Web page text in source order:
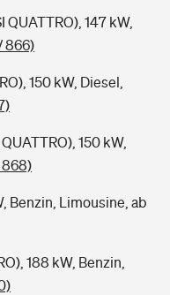
147 kW,
866)
150 kW, Diesel,
150 kW,
Benzin, Limousine, ab
188 kW, Benzin,